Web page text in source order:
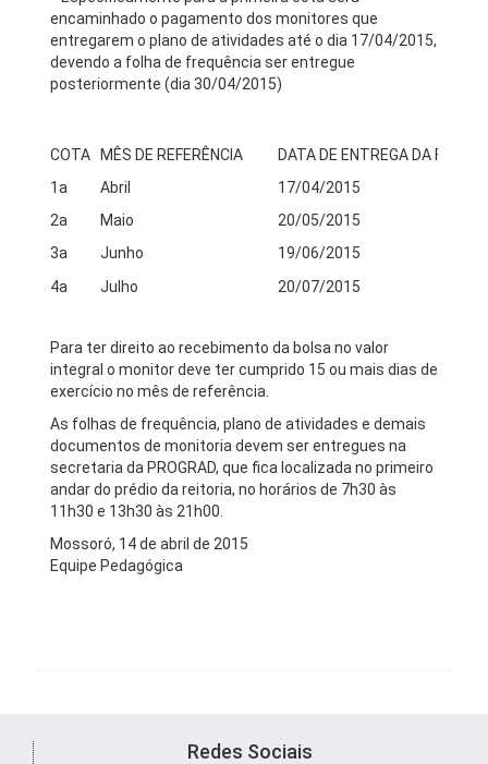
encaminhado o pagamento dos monitores que
entregarem o plano de atividades até o dia 17/04/2015,
devendo a folha de frequência ser entregue
posteriormente (dia 30/04/2015)
COTA MÊS DE REFERÊNCIA
DATA DE ENTREGA DA
1a
Abril
17/04/2015
2a
Maio
20/05/2015
3a
Junho
19/06/2015
4a
Julho 20/07/2015
Para ter direito ao recebimento da bolsa no valor
integral o monitor deve ter cumprido 15 ou mais dias de
exercício no mês de referência.
As folhas de frequência, plano de atividades e demais
documentos de monitoria devem ser entregues na
secretaria da PROGRAD, que fica localizada no primeiro
andar do prédio da reitoria, no horários de 7h30 às
11h30 e 13h30 às 21h00.
Mossoró, 14 de abril de 2015
Equipe Pedagógica
Redes Sociais